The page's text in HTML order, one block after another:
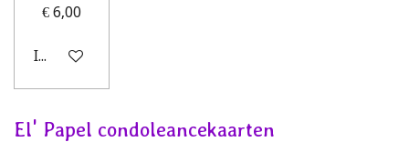
€ 6,00
In winkelwagen
El' Papel condoleancekaarten